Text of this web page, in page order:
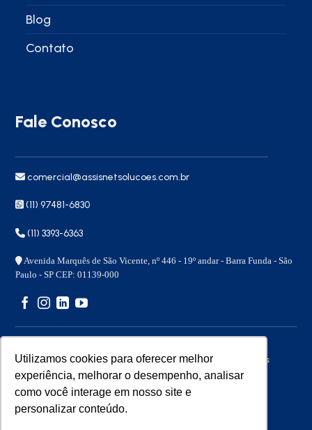
Utilizamos cookies para oferecer melhor
experiência, melhorar o desempenho, analisar
como você interage em nosso site e
personalizar conteúdo.
Blog
Contato
Fale Conosco
comercial@assisnetsolucoes.com.br
(11) 97481-6830
(11) 3393-6363
Avenida Marquês de São Vicente, nº 446 - 19º andar - Barra Funda - São
Paulo - SP CEP: 01139-000
Copyright 2026 © – Assisnet Soluções – Todos os direitos
reservados